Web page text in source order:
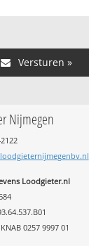
Versturen »
Nijmegen
Loodgieter.nl
0257 9997 01